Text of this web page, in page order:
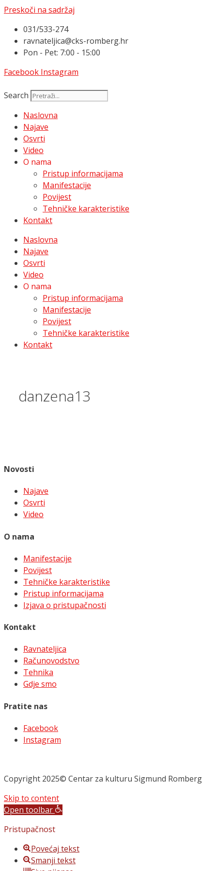
Preskoči na sadržaj
031/533-274
ravnateljica@cks-romberg.hr
Pon - Pet: 7:00 - 15:00
Facebook Instagram
Search
Naslovna
Najave
Osvrti
Video
O nama
Pristup informacijama
Manifestacije
Povijest
Tehničke karakteristike
Kontakt
Naslovna
Najave
Osvrti
Video
O nama
Pristup informacijama
Manifestacije
Povijest
Tehničke karakteristike
Kontakt
danzena13
Novosti
Najave
Osvrti
Video
O nama
Manifestacije
Povijest
Tehničke karakteristike
Pristup informacijama
Izjava o pristupačnosti
Kontakt
Ravnateljica
Računovodstvo
Tehnika
Gdje smo
Pratite nas
Facebook
Instagram
Copyright 2025© Centar za kulturu Sigmund Romberg
Skip to content
Open toolbar
Pristupačnost
Povećaj tekst
Smanji tekst